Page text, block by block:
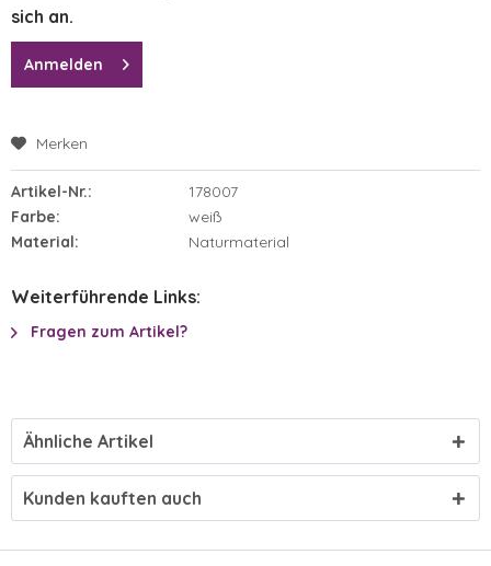
sich an.
Anmelden
Merken
Artikel-Nr.:
178007
Farbe:
weiß
Material:
Naturmaterial
Weiterführende Links:
Fragen zum Artikel?
Ähnliche Artikel
Kunden kauften auch